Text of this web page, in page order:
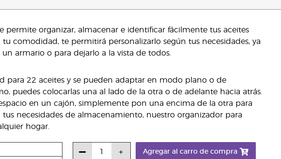
permite organizar, almacenar e identificar fácilmente tus aceites
comodidad, te permitirá personalizarlo según tus necesidades, ya
armario o para dejarlo a la vista de todos.
para 22 aceites y se pueden adaptar en modo plano o de
puedes colocarlas una al lado de la otra o de adelante hacia atrás.
en un cajón, simplemente pon una encima de la otra para
tus necesidades de almacenamiento, nuestro organizador para
hogar.
Agregar al carro de compra